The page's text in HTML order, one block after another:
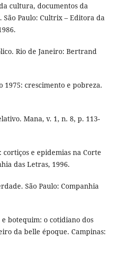
cultura, documentos da
Paulo: Cultrix – Editora da
Rio de Janeiro: Bertrand
1975: crescimento e pobreza.
Mana, v. 1, n. 8, p. 113-
cortiços e epidemias na Corte
das Letras, 1996.
São Paulo: Companhia
botequim: o cotidiano dos
da belle époque. Campinas: